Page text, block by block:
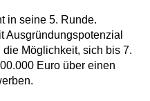
in seine 5. Runde.
Ausgründungspotenzial
Möglichkeit, sich bis 7.
Euro über einen